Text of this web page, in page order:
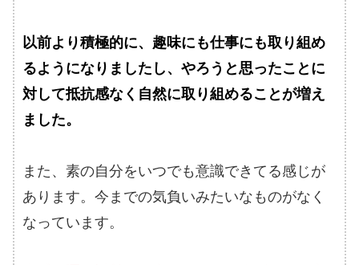
以前より積極的に、趣味にも仕事にも取り組め
るようになりましたし、やろうと思ったことに
対して抵抗感なく自然に取り組めることが増え
ました。
また、素の自分をいつでも意識できてる感じが
あります。今までの気負いみたいなものがなく
なっています。